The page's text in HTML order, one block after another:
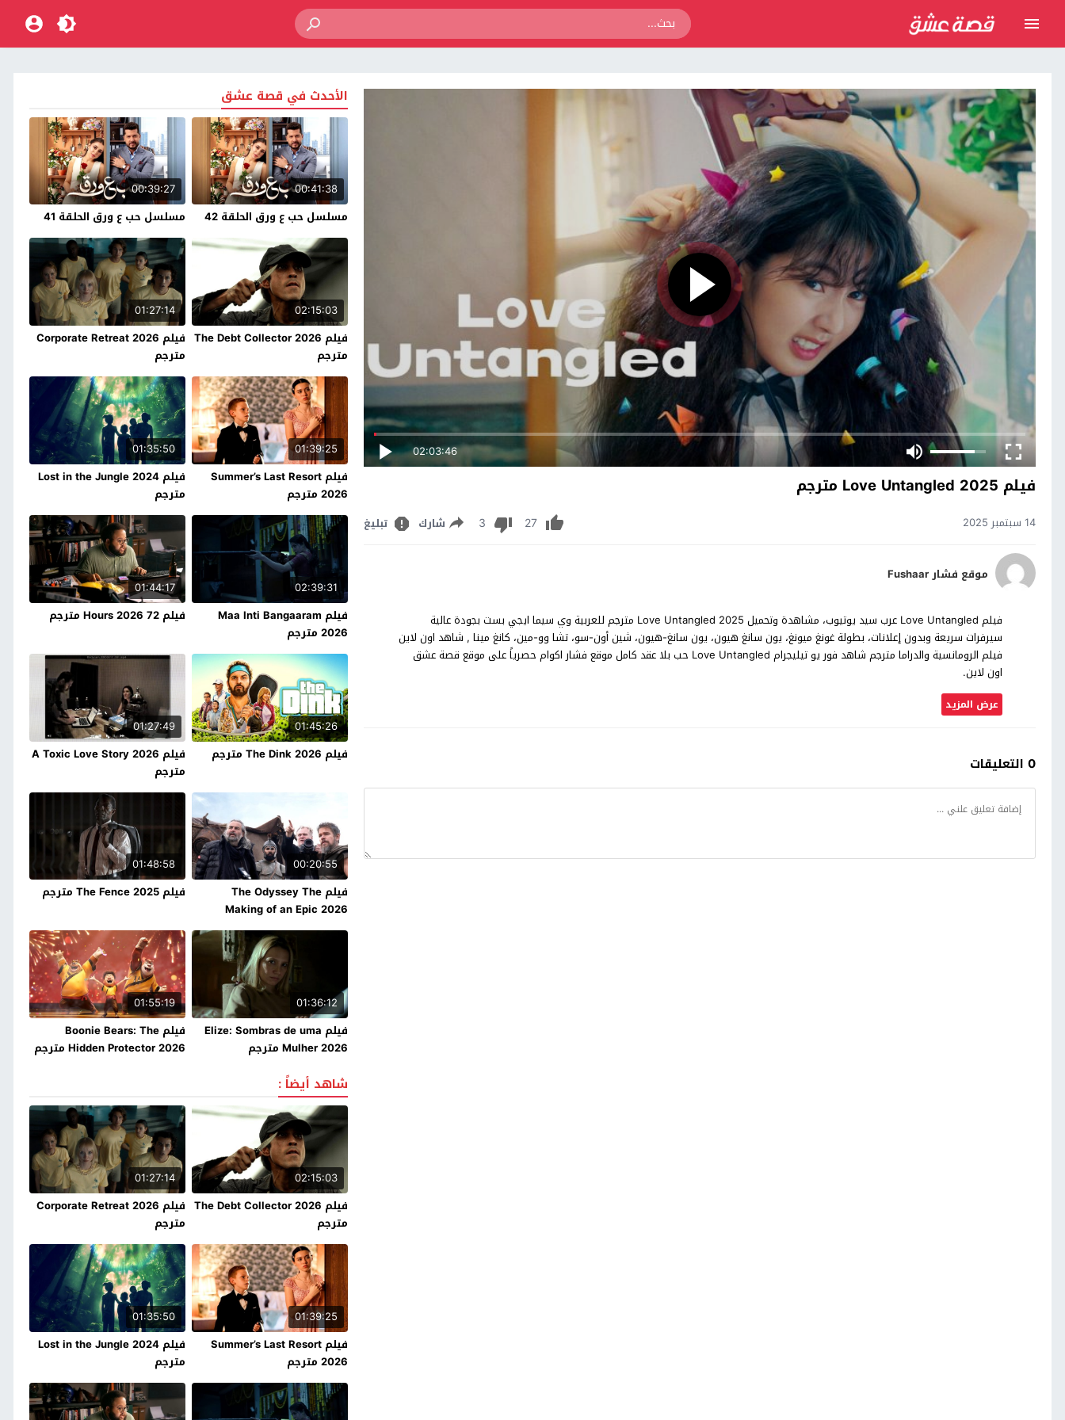
02:03:46
فيلم Love Untangled 2025 مترجم
14 سبتمبر 2025 27
3 شارك تبليغ
موقع فشار Fushaar
فيلم Love Untangled عرب سيد يوتيوب، مشاهدة وتحميل Love Untangled 2025 مترجم للعربية وي سيما ايجي بست بجودة عالية
سيرفرات سريعة وبدون إعلانات، بطولة غونغ ميونغ، يون سانغ هيون، يون سانغ-هيون، شين أون-سو، تشا وو-مين، كانغ مينا , شاهد اون لاين
فيلم الرومانسية والدراما مترجم شاهد فور يو تيليجرام Love Untangled حب بلا عقد كامل موقع فشار اكوام حصرياً على موقع قصة عشق
اون لاين.
عرض المزيد
0 التعليقات
الأحدث في قصة عشق
00:41:38
مسلسل حب ع ورق الحلقة 42
00:39:27
مسلسل حب ع ورق الحلقة 41
02:15:03
فيلم The Debt Collector 2026
مترجم
01:27:14
فيلم Corporate Retreat 2026
مترجم
01:39:25
فيلم Summer’s Last Resort
2026 مترجم
01:35:50
فيلم Lost in the Jungle 2024
مترجم
02:39:31
فيلم Maa Inti Bangaaram
2026 مترجم
01:44:17
فيلم 72 Hours 2026 مترجم
01:45:26
فيلم The Dink 2026 مترجم
01:27:49
فيلم A Toxic Love Story 2026
مترجم
00:20:55
فيلم The Odyssey The
Making of an Epic 2026
مترجم
01:48:58
فيلم The Fence 2025 مترجم
01:36:12
فيلم Elize: Sombras de uma
Mulher 2026 مترجم
01:55:19
فيلم Boonie Bears: The
Hidden Protector 2026 مترجم
شاهد أيضاً :
02:15:03
فيلم The Debt Collector 2026
مترجم
01:27:14
فيلم Corporate Retreat 2026
مترجم
01:39:25
فيلم Summer’s Last Resort
2026 مترجم
01:35:50
فيلم Lost in the Jungle 2024
مترجم